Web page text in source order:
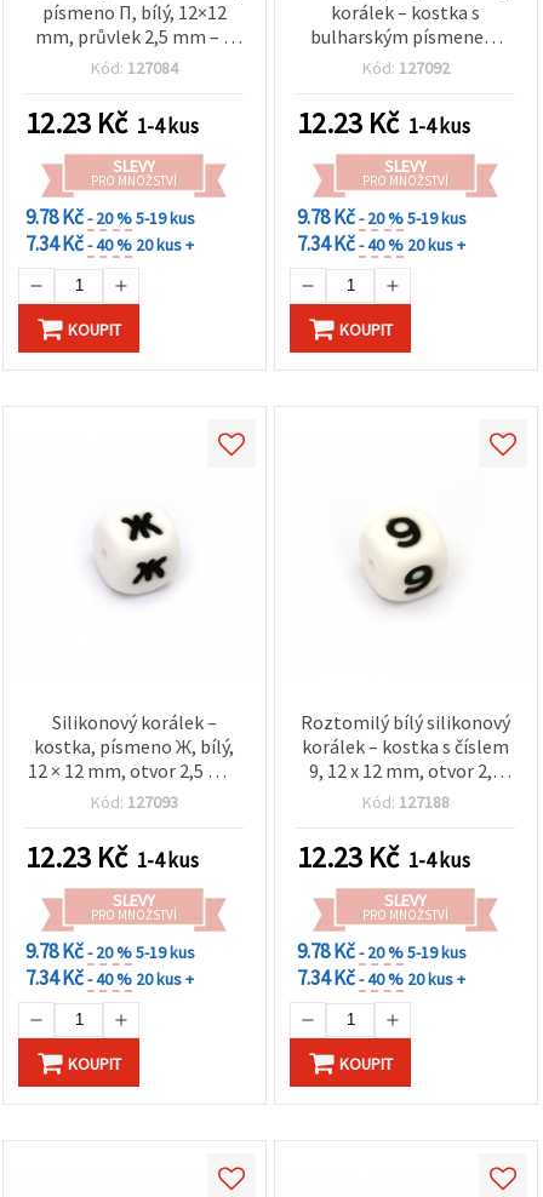
písmeno П, bílý, 12×12
mm, průvlek 2,5 mm – 1
ks
Kód: 127084
12.23 Kč 1-4 kus
SLEVY
PRO MNOŽSTVÍ
9.78 Kč- 20 %5-19 kus
7.34 Kč- 40 % 20 kus +
KOUPIT
korálek – kostka s
bulharským písmenem
„З“, 12×12 mm, otvor 2,5
personalizované šperky a
DIY projekty
Kód: 127092
12.23 Kč 1-4 kus
SLEVY
PRO MNOŽSTVÍ
9.78 Kč- 20 %5-19 kus
7.34 Kč- 40 % 20 kus +
KOUPIT
Silikonový korálek –
kostka, písmeno Ж, bílý,
12 × 12 mm, otvor 2,5 mm
– 1 ks
Kód: 127093
12.23 Kč 1-4 kus
SLEVY
PRO MNOŽSTVÍ
9.78 Kč- 20 %5-19 kus
7.34 Kč- 40 % 20 kus +
KOUPIT
Roztomilý bílý silikonový
korálek – kostka s číslem
9, 12 x 12 mm, otvor 2,5
mm – pro
bižuterii a DIY projekty
Kód: 127188
12.23 Kč 1-4 kus
SLEVY
PRO MNOŽSTVÍ
9.78 Kč- 20 %5-19 kus
7.34 Kč- 40 % 20 kus +
KOUPIT